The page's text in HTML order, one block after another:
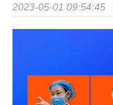
2023-05-01 09:54:45